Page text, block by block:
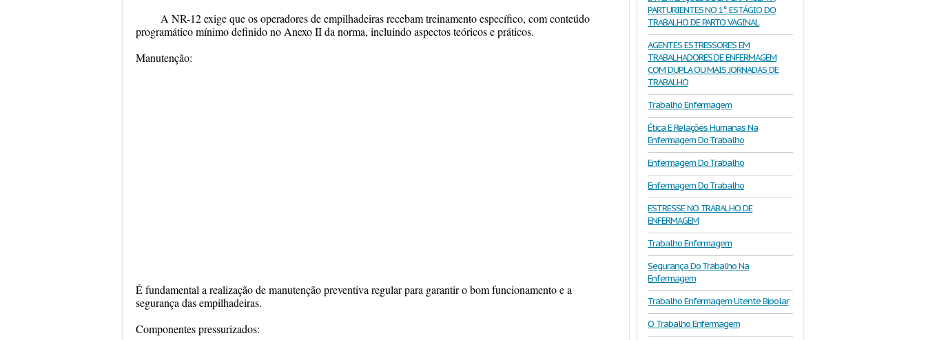
A NR-12 exige que os operadores de empilhadeiras recebam treinamento específico, com conteúdo
programático mínimo definido no Anexo II da norma, incluindo aspectos teóricos e práticos.
Manutenção:
É fundamental a realização de manutenção preventiva regular para garantir o bom funcionamento e a
segurança das empilhadeiras.
Componentes pressurizados:
PARTURIENTES NO 1° ESTÁGIO DO
TRABALHO DE PARTO VAGINAL
AGENTES ESTRESSORES EM
TRABALHADORES DE ENFERMAGEM
COM DUPLA OU MAIS JORNADAS DE
TRABALHO
Trabalho Enfermagem
Ética E Relações Humanas Na
Enfermagem Do Trabalho
Enfermagem Do Trabalho
Enfermagem Do Trabalho
ESTRESSE NO TRABALHO DE
ENFERMAGEM
Trabalho Enfermagem
Segurança Do Trabalho Na
Enfermagem
Trabalho Enfermagem Utente Bipolar
O Trabalho Enfermagem